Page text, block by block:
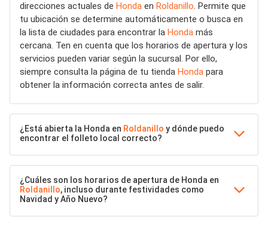
direcciones actuales de Honda en Roldanillo. Permite que
tu ubicación se determine automáticamente o busca en
la lista de ciudades para encontrar la Honda más
cercana. Ten en cuenta que los horarios de apertura y los
servicios pueden variar según la sucursal. Por ello,
siempre consulta la página de tu tienda Honda para
obtener la información correcta antes de salir.
¿Está abierta la Honda en Roldanillo y dónde puedo
encontrar el folleto local correcto?
¿Cuáles son los horarios de apertura de Honda en
Roldanillo, incluso durante festividades como
Navidad y Año Nuevo?